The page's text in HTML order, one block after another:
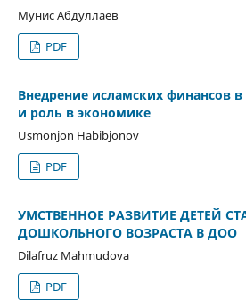
Мунис Абдуллаев
PDF
Внедрение исламских финансов
и роль в экономике
Usmonjon Habibjonov
PDF
УМСТВЕННОЕ РАЗВИТИЕ ДЕТЕЙ
ДОШКОЛЬНОГО ВОЗРАСТА В ДОО
Dilafruz Mahmudova
PDF